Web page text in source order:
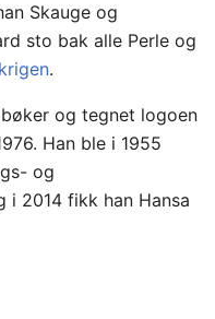
Skauge og
sto bak alle Perle og
krigen.
og tegnet logoen
Han ble i 1955
og
i 2014 fikk han Hansa